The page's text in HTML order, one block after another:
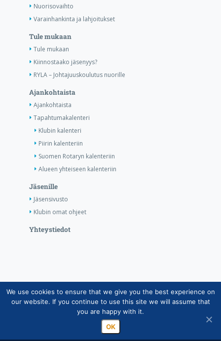
Nuorisovaihto
Varainhankinta ja lahjoitukset
Tule mukaan
Tule mukaan
Kiinnostaako jäsenyys?
RYLA – Johtajuuskoulutus nuorille
Ajankohtaista
Ajankohtaista
Tapahtumakalenteri
Klubin kalenteri
Piirin kalenteriin
Suomen Rotaryn kalenteriin
Alueen yhteiseen kalenteriin
Jäsenille
Jäsensivusto
Klubin omat ohjeet
Yhteystiedot
Copyright © Suomen Rotarypalvelu ry 2026 |
Jäsentietojärjestelmän tietosuojaseloste| Henkilötietojen
käsittely Rotarytoiminnassa
We use cookies to ensure that we give you the best experience on
our website. If you continue to use this site we will assume that
you are happy with it.
OK